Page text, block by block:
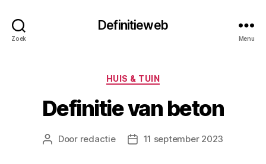
Zoek
Definitieweb
Menu
Categorieën
HUIS & TUIN
Definitie van beton
Berichtauteur
Door redactie Berichtdatum
11 september 2023